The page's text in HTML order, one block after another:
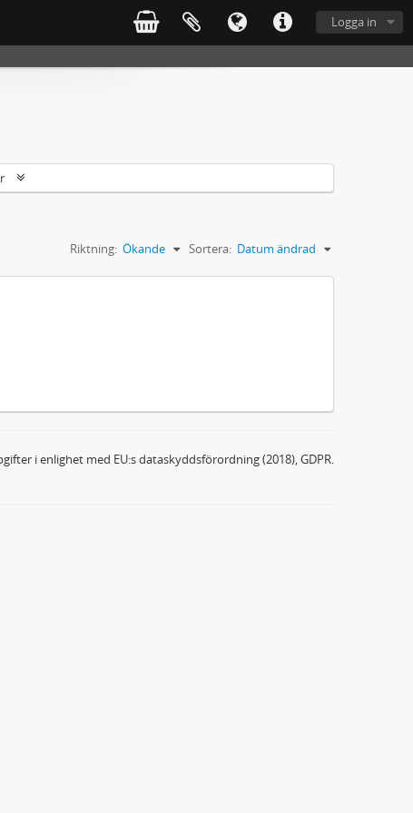
Logga in
Sortera: Datum ändrad
Riktning: Ökande
i enlighet med EU:s dataskyddsförordning (2018), GDPR.